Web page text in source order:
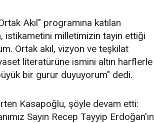
Akıl" programına katılan
istikametini milletimizin tayin ettiği
Ortak akıl, vizyon ve teşkilat
literatürüne ismini altın harflerle
bir gurur duyuyorum" dedi.
Kasapoğlu, şöyle devam etti:
Sayın Recep Tayyip Erdoğan'ın